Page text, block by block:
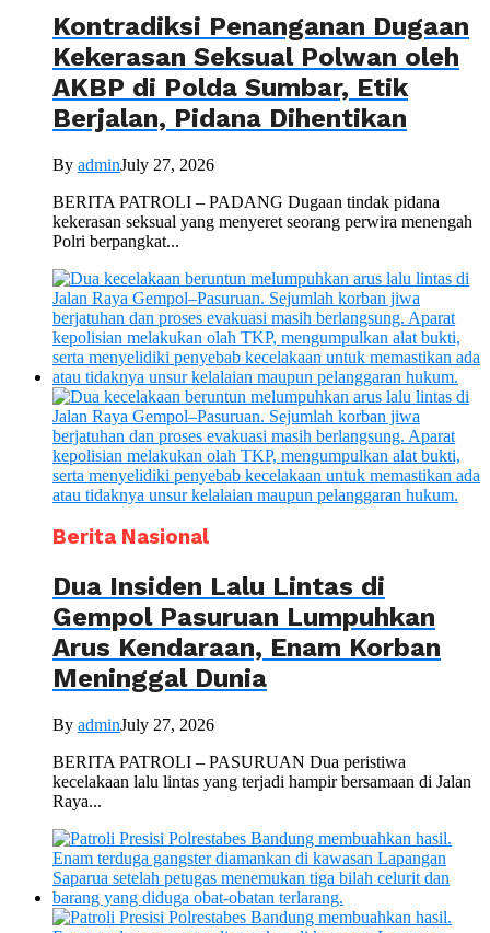
Kontradiksi Penanganan Dugaan
Kekerasan Seksual Polwan oleh
AKBP di Polda Sumbar, Etik
Berjalan, Pidana Dihentikan
By adminJuly 27, 2026
BERITA PATROLI – PADANG Dugaan tindak pidana
kekerasan seksual yang menyeret seorang perwira menengah
Polri berpangkat...
Berita Nasional
Dua Insiden Lalu Lintas di
Gempol Pasuruan Lumpuhkan
Arus Kendaraan, Enam Korban
Meninggal Dunia
By adminJuly 27, 2026
BERITA PATROLI – PASURUAN Dua peristiwa
kecelakaan lalu lintas yang terjadi hampir bersamaan di Jalan
Raya...